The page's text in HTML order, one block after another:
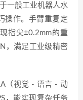
一般工业机器人水
操作。手臂重复定
指尖±0.2mm的重
，满足工业级精密
（视觉 - 语言 - 动
，能实现复杂任务